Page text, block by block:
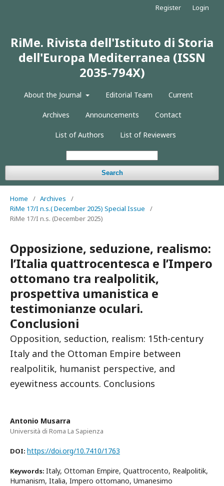
RiMe. Rivista dell'Istituto di Storia
dell'Europa Mediterranea (ISSN
2035-794X)
About the Journal Editorial Team Current
Archives Announcements Contact
List of Authors List of Reviewers
Search
Register Login
Home / Archives
/
RiMe 17/I n.s.( December 2025) Special Issue
/
RiMe 17/I n.s. (December 2025)
Opposizione, seduzione, realismo:
l’Italia quattrocentesca e l’Impero
ottomano tra realpolitik,
prospettiva umanistica e
testimonianze oculari.
Conclusioni
Opposition, seduction, realism: 15th-century
Italy and the Ottoman Empire between
realpolitik, humanist perspective, and
eyewitness accounts. Conclusions
Antonio Musarra
Università di Roma La Sapienza
DOI: https://doi.org/10.7410/1763
Keywords: Italy, Ottoman Empire, Quattrocento, Realpolitik,
Humanism, Italia, Impero ottomano, Umanesimo